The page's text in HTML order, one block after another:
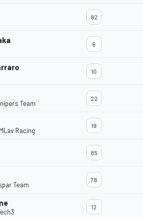
82
6
10
Team
22
Racing
19
85
Team
78
12